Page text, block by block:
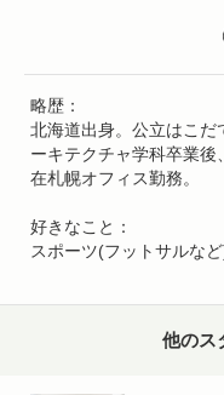
略歴：
北海道出身。公立はこだ
ーキテクチャ学科卒業
在札幌オフィス勤務。
好きなこと：
スポーツ(フットサルな
他のス